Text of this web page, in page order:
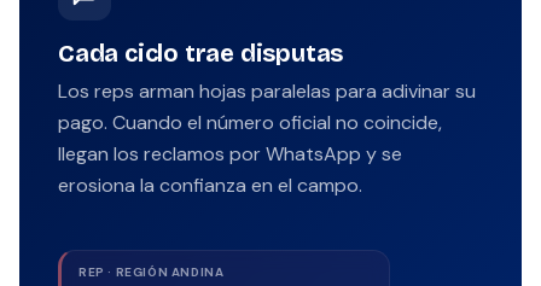
Cada ciclo trae disputas
Los reps arman hojas paralelas para adivinar su
pago. Cuando el número oficial no coincide,
llegan los reclamos por WhatsApp y se
erosiona la confianza en el campo.
REP · REGIÓN ANDINA